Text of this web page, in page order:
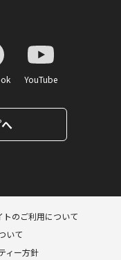
YouTube
トのご利用について
いて
ィー方針